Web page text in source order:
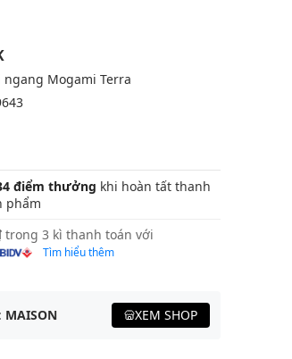
ngang Mogami Terra
điểm thưởng khi hoàn tất thanh
phẩm
trong 3 kì thanh toán với
Tìm hiểu thêm
MAISON XEM SHOP